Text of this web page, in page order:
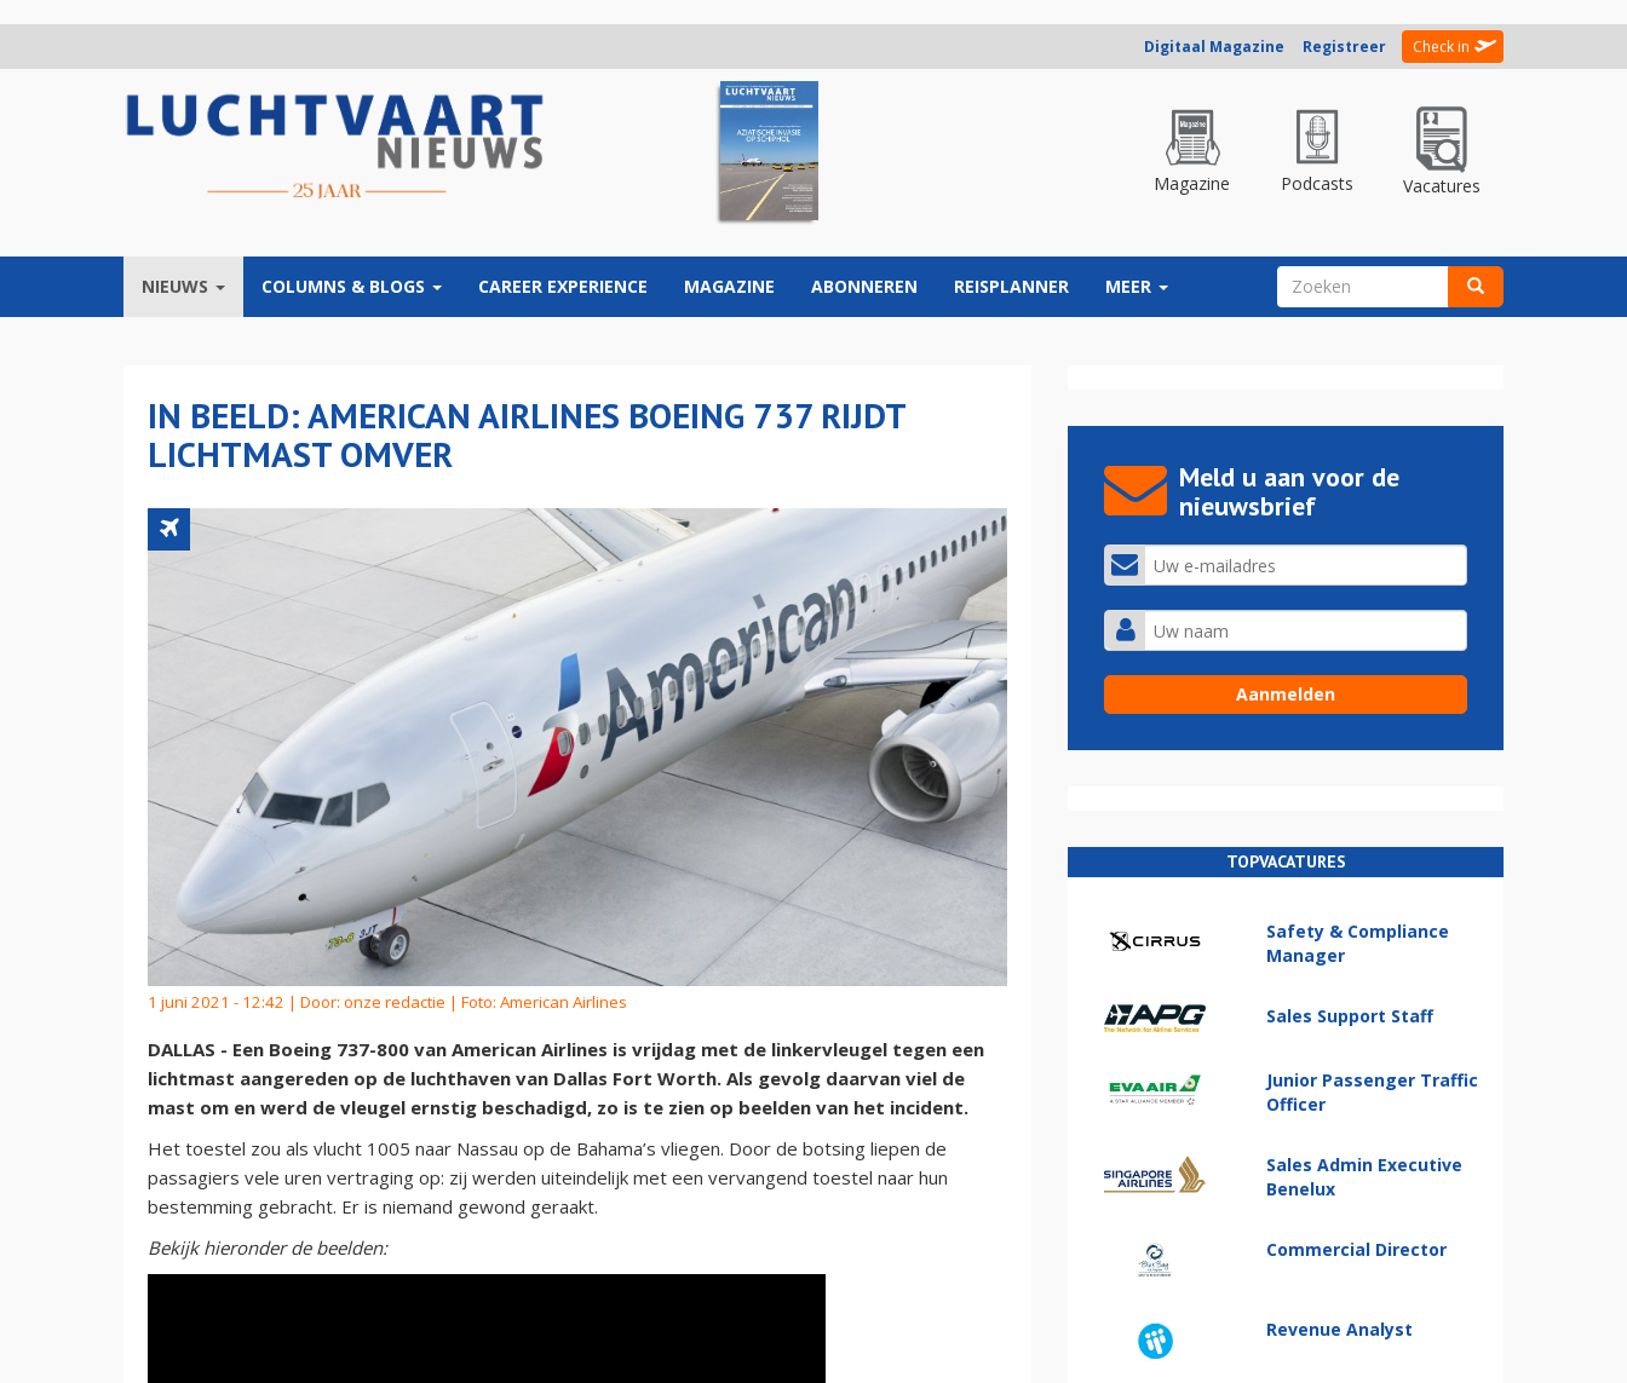
Digitaal Magazine Registreer Check in
Magazine Podcasts Vacatures
NIEUWS COLUMNS & BLOGS CAREER EXPERIENCE MAGAZINE ABONNEREN REISPLANNER MEER ZOEKVELD
IN BEELD: AMERICAN AIRLINES BOEING 737 RIJDT
LICHTMAST OMVER
1 juni 2021 - 12:42 | Door: onze redactie | Foto: American Airlines
DALLAS - Een Boeing 737-800 van American Airlines is vrijdag met de linkervleugel tegen een
lichtmast aangereden op de luchthaven van Dallas Fort Worth. Als gevolg daarvan viel de
mast om en werd de vleugel ernstig beschadigd, zo is te zien op beelden van het incident.
Het toestel zou als vlucht 1005 naar Nassau op de Bahama’s vliegen. Door de botsing liepen de
passagiers vele uren vertraging op: zij werden uiteindelijk met een vervangend toestel naar hun
bestemming gebracht. Er is niemand gewond geraakt.
Bekijk hieronder de beelden:
Meld u aan voor de
nieuwsbrief
TOPVACATURES
Safety & Compliance
Manager
Sales Support Staff
Junior Passenger Traffic
Officer
Sales Admin Executive
Benelux
Commercial Director
Revenue Analyst